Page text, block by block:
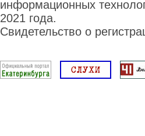
информационных
2021 года.
Свидетельство о